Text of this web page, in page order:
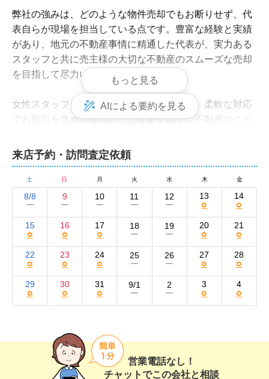
営業電話なし！
チャットでこの会社と相談
来店予約・訪問査定依頼
土 日 月 火 水 木 金
8/8
ー
9
ー
10
ー
11
ー
12
ー
13
○
14
○
15
○
16
○
17
○
18
ー
19
ー
20
○
21
○
22
○
23
○
24
○
25
ー
26
ー
27
○
28
○
29
○
30
○
31
○
9/1
ー
2
ー
3
○
4
○
弊社の強みは、どのような物件売却でもお断りせず、代
表自らが現場を担当している点です。豊富な経験と実績
があり、地元の不動産事情に精通した代表が、実力ある
スタッフと共に売主様の大切な不動産のスムーズな売却
を目指して尽力いたします。
女性スタッフも在籍。スピーディかつ丁寧、柔軟な対応
でお取引を進めさせていただきますので、不動産のこと
さい。
株式会社大地の集客方法と売却活動の強み
弊社では、さまざまな媒体を駆使して買い手を集客して
います。物件情報は、おもに自社ホームページやat hom
e、HOME'Sといった大手不動産ポータルサイトに掲載。
気軽に情報を発信しやすいSNSのInstagramも使用してい
ます。
近隣の買い手に向けたチラシのポスティングや新聞折込
広告、看板の設置、オープンハウスの開催なども実施。
ます。
「大地さんに購入をお願いして良かった、売る時は必ず
もっと見る
AIによる要約を見る